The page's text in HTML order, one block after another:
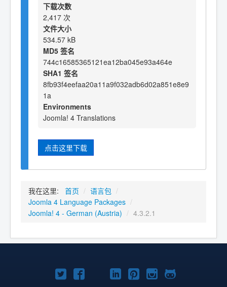
下载次数
2,417 次
文件大小
534.57 kB
MD5 签名
744c16585365121ea12ba045e93a464e
SHA1 签名
8fb93f4eefaa20a11a9f032adb6d02a851e8e9
1a
Environments
Joomla! 4 Translations
点击这里下载
我在这里: 首页 / 语言包 /
Joomla 4 Language Packages /
Joomla! 4 - German (Austria) / 4.3.2.1
TwitterFacebookYouTube
LinkedIn
Pinterest
Instagram
GitHub